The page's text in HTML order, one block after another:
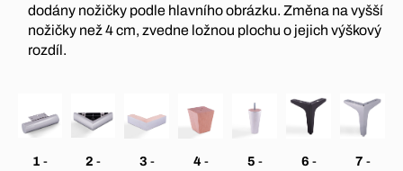
dodány nožičky podle hlavního obrázku. Změna na vyšší
nožičky než 4 cm, zvedne ložnou plochu o jejich výškový
rozdíl.
1 -
2 -
3 -
4 -
5 -
6 -
7 -